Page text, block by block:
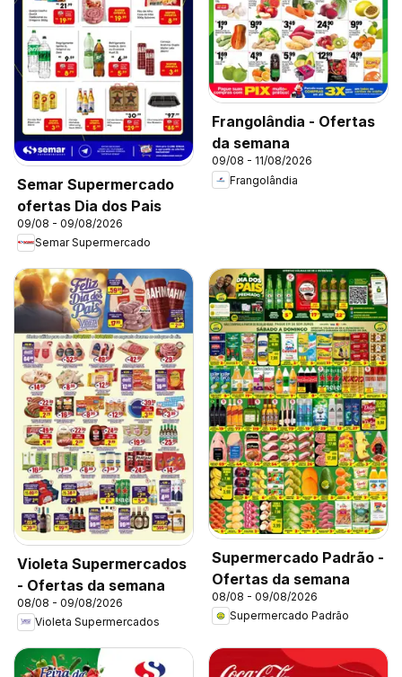
Semar Supermercado
ofertas Dia dos Pais
09/08 - 09/08/2026
Semar Supermercado
Frangolândia - Ofertas
da semana
09/08 - 11/08/2026
Frangolândia
Violeta Supermercados
- Ofertas da semana
08/08 - 09/08/2026
Violeta Supermercados
Supermercado Padrão -
Ofertas da semana
08/08 - 09/08/2026
Supermercado Padrão